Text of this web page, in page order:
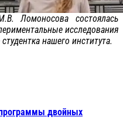
Ломоносова состоялась
исследования
нашего института.
двойных